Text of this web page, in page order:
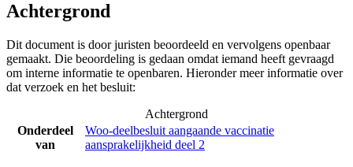
Achtergrond
Dit document is door juristen beoordeeld en vervolgens openbaar
gemaakt. Die beoordeling is gedaan omdat iemand heeft gevraagd
om interne informatie te openbaren. Hieronder meer informatie over
dat verzoek en het besluit:
Achtergrond
Onderdeel
van
Woo-deelbesluit aangaande vaccinatie
aansprakelijkheid deel 2